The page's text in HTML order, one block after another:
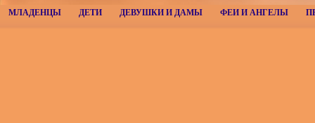
МЛАДЕНЦЫ ДЕТИ ДЕВУШКИ И ДАМЫ ФЕИ И АНГЕЛЫ